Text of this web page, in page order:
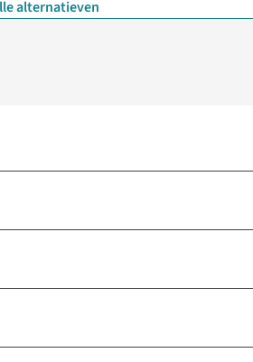
alternatieven